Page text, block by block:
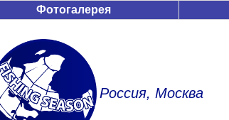
Фотогалерея
Россия, Москва